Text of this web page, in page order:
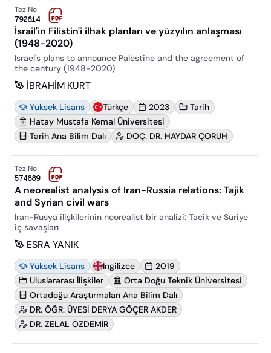
Tez No
792614
İsrail'in Filistin'i ilhak planları ve yüzyılın anlaşması
(1948-2020)
Israel's plans to announce Palestine and the agreement of
the century (1948-2020)
İBRAHİM KURT
Yüksek Lisans Türkçe 2023
Tarih
Hatay Mustafa Kemal Üniversitesi
Tarih Ana Bilim Dalı
DOÇ. DR. HAYDAR ÇORUH
Tez No
574889
A neorealist analysis of Iran-Russia relations: Tajik
and Syrian civil wars
İran-Rusya ilişkilerinin neorealist bir analizi: Tacik ve Suriye
iç savaşları
ESRA YANIK
Yüksek Lisans İngilizce
2019
Uluslararası İlişkiler
Orta Doğu Teknik Üniversitesi
Ortadoğu Araştırmaları Ana Bilim Dalı
DR. ÖĞR. ÜYESİ DERYA GÖÇER AKDER
DR. ZELAL ÖZDEMİR